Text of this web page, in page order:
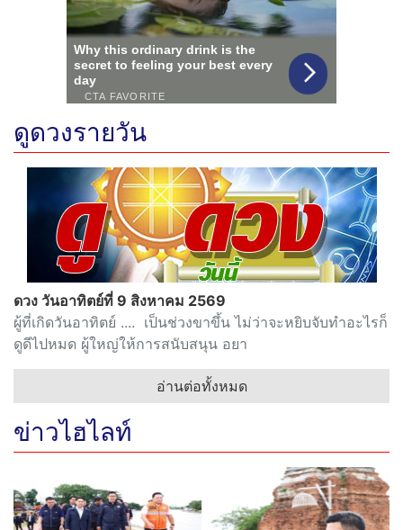
ดูดวงรายวัน
ดวง วันอาทิตย์ที่ 9 สิงหาคม 2569
ผู้ที่เกิดวันอาทิตย์ .... เป็นช่วงขาขึ้น ไม่ว่าจะหยิบจับทำอะไรก็
ดูดีไปหมด ผู้ใหญ่ให้การสนับสนุน อยา
อ่านต่อทั้งหมด
ข่าวไฮไลท์
"ผบช.ภ.1" ห่วงใยเหตุนักเรียนยิงในโรงเรียนเทพศิรินทร์
นนทบุรี สั่ง ผบก.นนทบุรี เยี่ยม 7 ผู้บาดเจ็บ ล่าสุดพ้นวิกฤต